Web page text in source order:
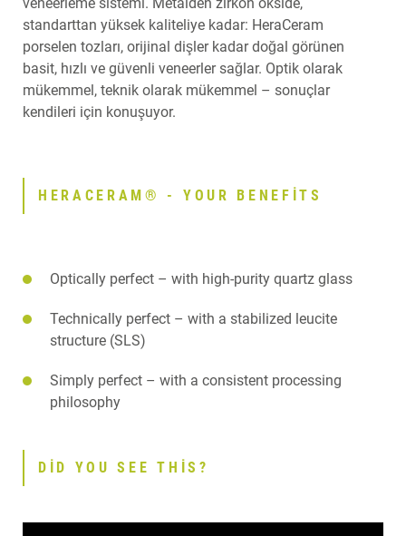
standarttan yüksek kaliteliye kadar: HeraCeram
porselen tozları, orijinal dişler kadar doğal görünen
basit, hızlı ve güvenli veneerler sağlar. Optik olarak
mükemmel, teknik olarak mükemmel – sonuçlar
kendileri için konuşuyor.
HERACERAM® - YOUR BENEFITS
Optically perfect – with high-purity quartz glass
Technically perfect – with a stabilized leucite
structure (SLS)
Simply perfect – with a consistent processing
philosophy
DID YOU SEE THIS?